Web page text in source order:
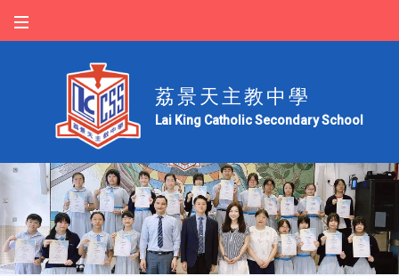
荔景天主教中學
Lai King Catholic Secondary School